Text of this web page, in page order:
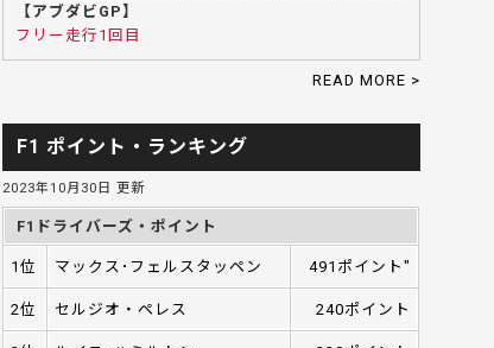
【アブダビGP】
フリー走行1回目
READ MORE >
F1 ポイント・ランキング
2023年10月30日 更新
F1ドライバーズ・ポイント
1位 マックス･フェルスタッペン 491ポイント"
2位 セルジオ・ペレス 240ポイント